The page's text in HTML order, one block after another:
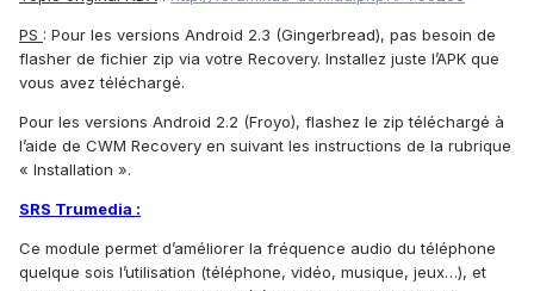
PS : Pour les versions Android 2.3 (Gingerbread), pas besoin de
flasher de fichier zip via votre Recovery. Installez juste l’APK que
vous avez téléchargé.
Pour les versions Android 2.2 (Froyo), flashez le zip téléchargé à
l’aide de CWM Recovery en suivant les instructions de la rubrique
« Installation ».
SRS Trumedia :
Ce module permet d’améliorer la fréquence audio du téléphone
quelque sois l’utilisation (téléphone, vidéo, musique, jeux…), et